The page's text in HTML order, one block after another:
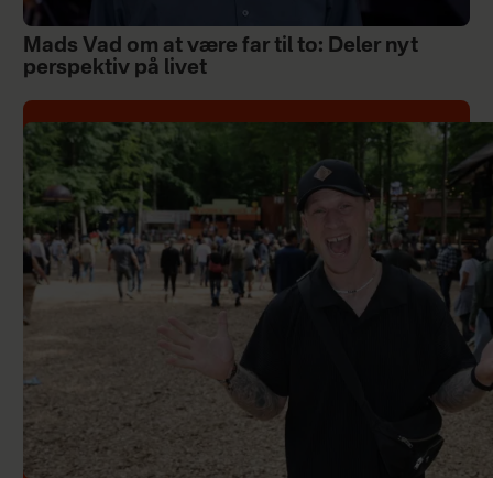
Mads Vad om at være far til to: Deler nyt
perspektiv på livet